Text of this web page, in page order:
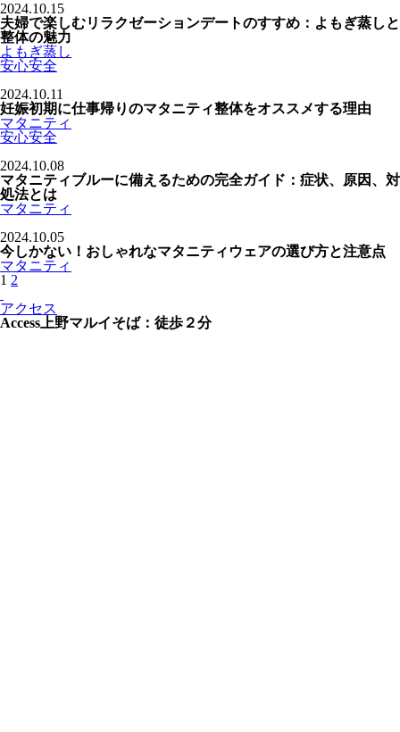
2024.10.15
夫婦で楽しむリラクゼーションデートのすすめ：よもぎ蒸しと
整体の魅力
よもぎ蒸し
安心安全
2024.10.11
妊娠初期に仕事帰りのマタニティ整体をオススメする理由
マタニティ
安心安全
2024.10.08
マタニティブルーに備えるための完全ガイド：症状、原因、対
処法とは
マタニティ
2024.10.05
今しかない！おしゃれなマタニティウェアの選び方と注意点
マタニティ
1 2
アクセス
Access 上野マルイそば：徒歩２分